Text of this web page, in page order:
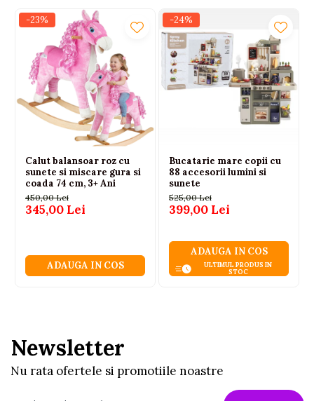
-23%
Calut balansoar roz cu
sunete si miscare gura si
coada 74 cm, 3+ Ani
450,00 Lei
345,00 Lei
ADAUGA IN COS
-24%
Bucatarie mare copii cu
88 accesorii lumini si
sunete
525,00 Lei
399,00 Lei
ADAUGA IN COS
ULTIMUL PRODUS IN
STOC
Newsletter
Nu rata ofertele si promotiile noastre